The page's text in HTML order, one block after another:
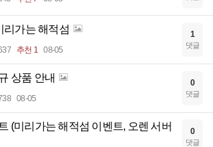
리가는 해적섬
추천 1 08-05
1
댓글
상품 안내
08-05
0
댓글
(미리가는 해적섬 이벤트, 오렌 서버
0
댓글